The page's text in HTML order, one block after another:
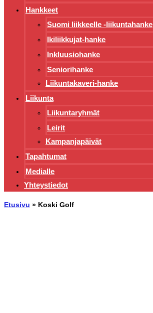
Hankkeet
Suomi liikkeelle -liikuntahanke
Ikiliikkujat-hanke
Inkluusiohanke
Seniorihanke
Liikuntakaveri-hanke
Liikunta
Liikuntaryhmät
Leirit
Kampanjapäivät
Tapahtumat
Medialle
Yhteystiedot
Etusivu » Koski Golf